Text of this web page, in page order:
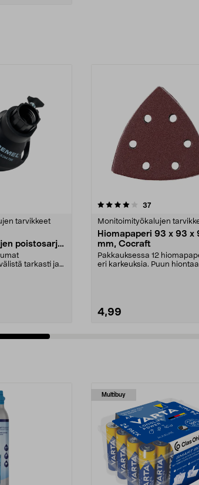
tarvikkeet
poistosarja,
tarkasti ja
37arvostelut
Monitoimityökalujen
Hiomapaperi 93 x 93 x
mm, Cocraft
Pakkauksessa 12
eri karkeuksia. Puun
4,99
4.5 viidestä
Multibuy